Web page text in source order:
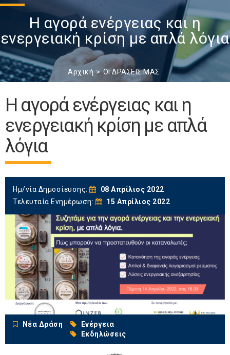
Η αγορά ενέργειας και η
ενεργειακή κρίση με απλά λόγια
Αρχική ΟΙ ΔΡΑΣΕΙΣ ΜΑΣ
Η αγορά ενέργειας και η
ενεργειακή κρίση με απλά
λόγια
Ημ/νία Δημοσίευσης:
08 Απρίλιος 2022
Τελευταία Ενημέρωση:
15 Απρίλιος 2022
Νέα Δράση
Ενέργεια
Εκδηλώσεις